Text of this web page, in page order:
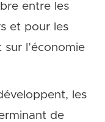
entre les
et pour les
l’économie
les
de